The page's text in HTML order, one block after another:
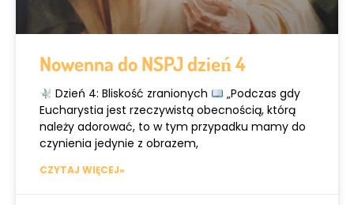
Nowenna do NSPJ dzień 4
Dzień 4: Bliskość zranionych
„Podczas gdy
Eucharystia jest rzeczywistą obecnością, którą
należy adorować, to w tym przypadku mamy do
czynienia jedynie z obrazem,
CZYTAJ WIĘCEJ»